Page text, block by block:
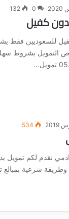
0
132
كفيل
للسعوديين فقط
التمويل بشروط
534
نقدم لكم تمويل
شرعية بمبالغ